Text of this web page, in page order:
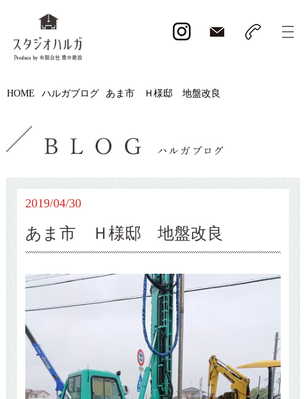
HOME ハルガブログ あま市 Ｈ様邸 地盤改良
2019/04/30
あま市 Ｈ様邸 地盤改良